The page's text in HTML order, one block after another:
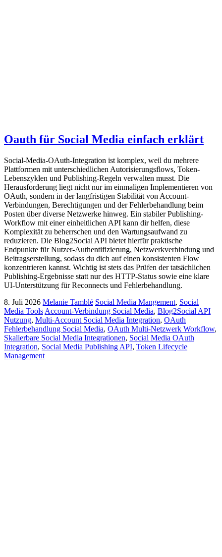
Oauth für Social Media einfach erklärt
Social-Media-OAuth-Integration ist komplex, weil du mehrere
Plattformen mit unterschiedlichen Autorisierungsflows, Token-
Lebenszyklen und Publishing-Regeln verwalten musst. Die
Herausforderung liegt nicht nur im einmaligen Implementieren von
OAuth, sondern in der langfristigen Stabilität von Account-
Verbindungen, Berechtigungen und der Fehlerbehandlung beim
Posten über diverse Netzwerke hinweg. Ein stabiler Publishing-
Workflow mit einer einheitlichen API kann dir helfen, diese
Komplexität zu beherrschen und den Wartungsaufwand zu
reduzieren. Die Blog2Social API bietet hierfür praktische
Endpunkte für Nutzer-Authentifizierung, Netzwerkverbindung und
Beitragserstellung, sodass du dich auf einen konsistenten Flow
konzentrieren kannst. Wichtig ist stets das Prüfen der tatsächlichen
Publishing-Ergebnisse statt nur des HTTP-Status sowie eine klare
UI-Unterstützung für Reconnects und Fehlerbehandlung.
8. Juli 2026 Melanie Tamblé Social Media Mangement, Social
Media Tools Account-Verbindung Social Media, Blog2Social API
Nutzung, Multi-Account Social Media Integration, OAuth
Fehlerbehandlung Social Media, OAuth Multi-Netzwerk Workflow,
Skalierbare Social Media Integrationen, Social Media OAuth
Integration, Social Media Publishing API, Token Lifecycle
Management